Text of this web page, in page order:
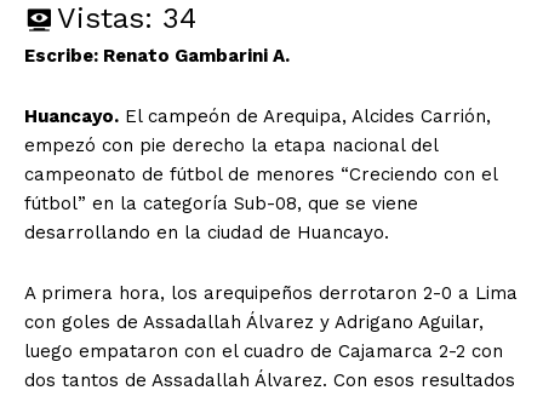
Vistas: 34
Escribe: Renato Gambarini A.
Huancayo. El campeón de Arequipa, Alcides Carrión,
empezó con pie derecho la etapa nacional del
campeonato de fútbol de menores “Creciendo con el
fútbol” en la categoría Sub-08, que se viene
desarrollando en la ciudad de Huancayo.
A primera hora, los arequipeños derrotaron 2-0 a Lima
con goles de Assadallah Álvarez y Adrigano Aguilar,
luego empataron con el cuadro de Cajamarca 2-2 con
dos tantos de Assadallah Álvarez. Con esos resultados